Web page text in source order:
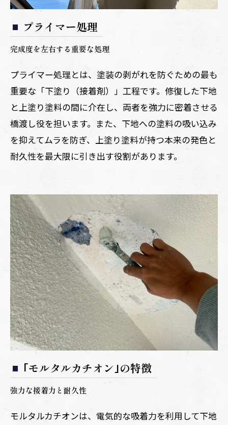
プライマー処理
完成度を左右する重要な処理
プライマー処理とは、塗装の剥がれを防ぐための最も
重要な「下塗り（接着剤）」工程です。修復した下地
と上塗り塗料の間に介在し、両者を強力に密着させる
橋渡し役を担います。また、下地への塗料の吸い込み
を抑えてムラを防ぎ、上塗り塗料が持つ本来の発色と
耐久性を最大限に引き出す役割があります。
｢モルタルカチオン｣の特徴
強力な接着力と耐久性
モルタルカチオンは、電気的な吸着力を利用して下地